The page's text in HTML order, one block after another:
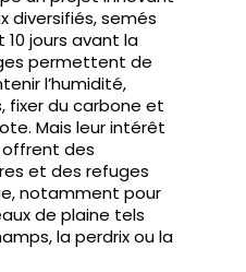
diversifiés, semés
jours avant la
permettent de
l’humidité,
fixer du carbone et
Mais leur intérêt
offrent des
et des refuges
notamment pour
de plaine tels
la perdrix ou la